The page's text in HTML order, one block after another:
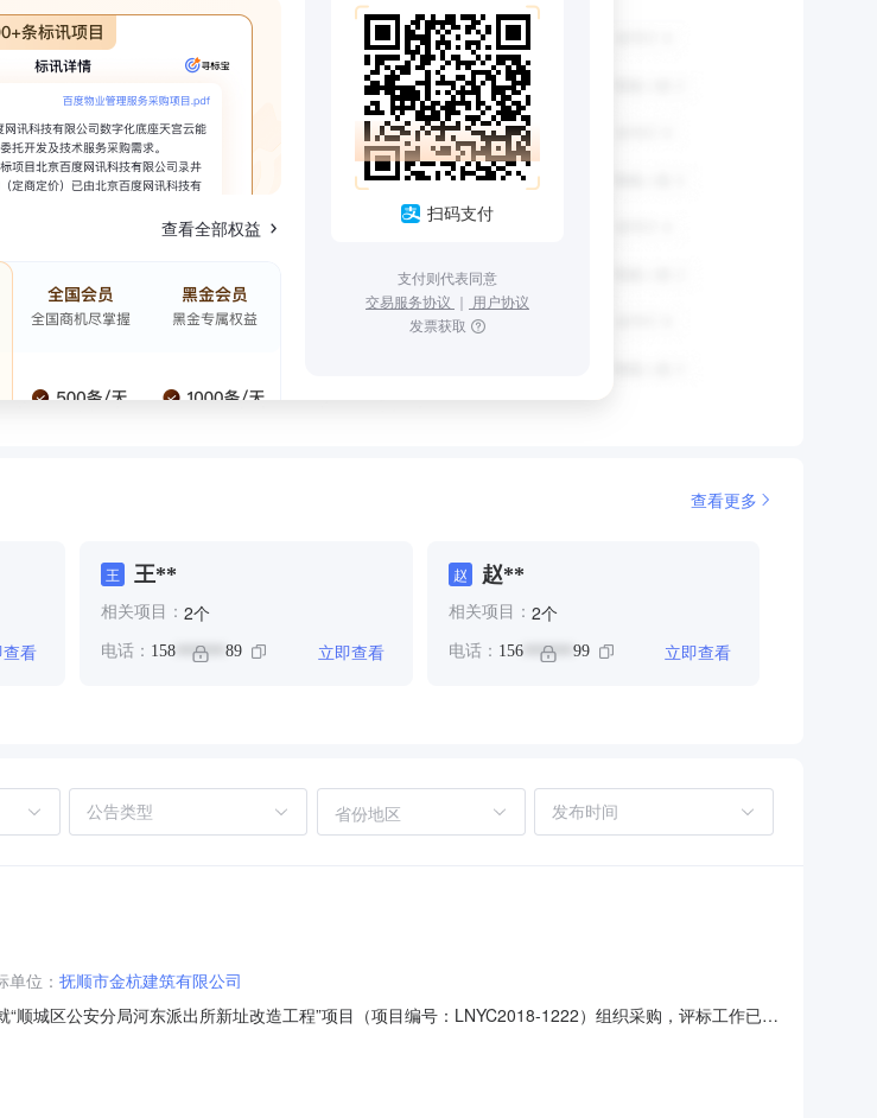
查看全部权益
扫码支付
支付则代表同意
交易服务协议 ｜ 用户协议
发票获取
查看更多
看
王 王**
相关项目： 2个
电话： 158 ****** 89 立即查看
赵 赵**
相关项目： 2个
电话： 156****** 99 立即查看
省份地区
单位： 抚顺市金杭建筑有限公司
城区公安分局河东派出所新址改造工程”项目（项目编号：LNYC2018-1222）组织采购，评标工作已经
城区采购单位联系方式：王佐龙024-57503019三、项目用途、简要技术要求及合同履行日期：详见公